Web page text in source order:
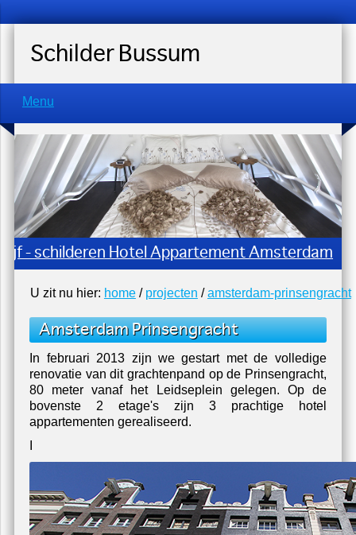
Schilder Bussum
Menu
hooglans - Schilderwerk - Schildersbedrijf
U zit nu hier:home /projecten
Amsterdam Prinsengracht
In februari 2013 zijn we gestart met de volledige
renovatie van dit grachtenpand op de Prinsengracht,
80 meter vanaf het Leidseplein gelegen. Op de